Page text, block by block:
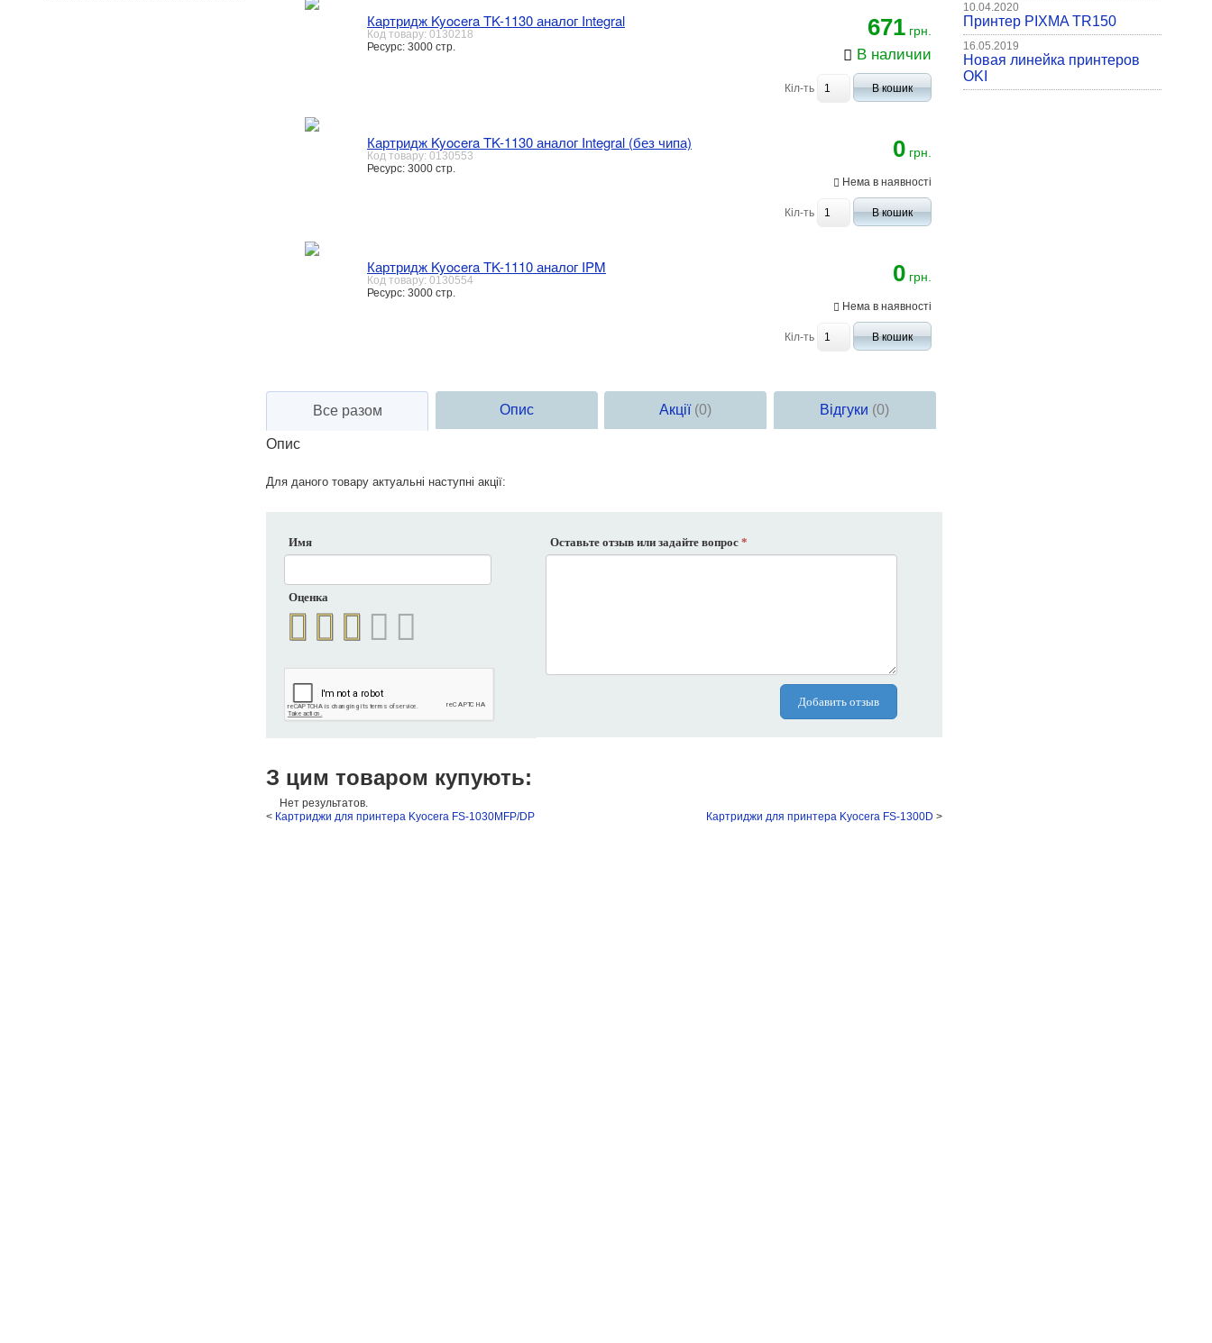
Картридж Kyocera TK-1130 аналог Integral
Код товару: 0130218
Ресурс: 3000 стр.
671 грн.
В наличии
Кіл-ть В кошик
Картридж Kyocera TK-1130 аналог Integral (без чипа)
Код товару: 0130553
Ресурс: 3000 стр.
0 грн.
Нема в наявності
Кіл-ть В кошик
Картридж Kyocera TK-1110 аналог IPM
Код товару: 0130554
Ресурс: 3000 стр.
0 грн.
Нема в наявності
Кіл-ть В кошик
Все разом Опис Акції (0) Відгуки (0)
Опис
Для даного товару актуальні наступні акції:
Имя
Оценка
Оставьте отзыв или задайте вопрос *
Добавить отзыв
З цим товаром купують:
Нет результатов.
< Картриджи для принтера Kyocera FS-1030MFP/DP Картриджи для принтера Kyocera FS-1300D >
10.04.2020
Принтер PIXMA TR150
16.05.2019
Новая линейка принтеров
OKI